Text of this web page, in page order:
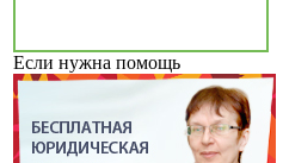
Если нужна помощь